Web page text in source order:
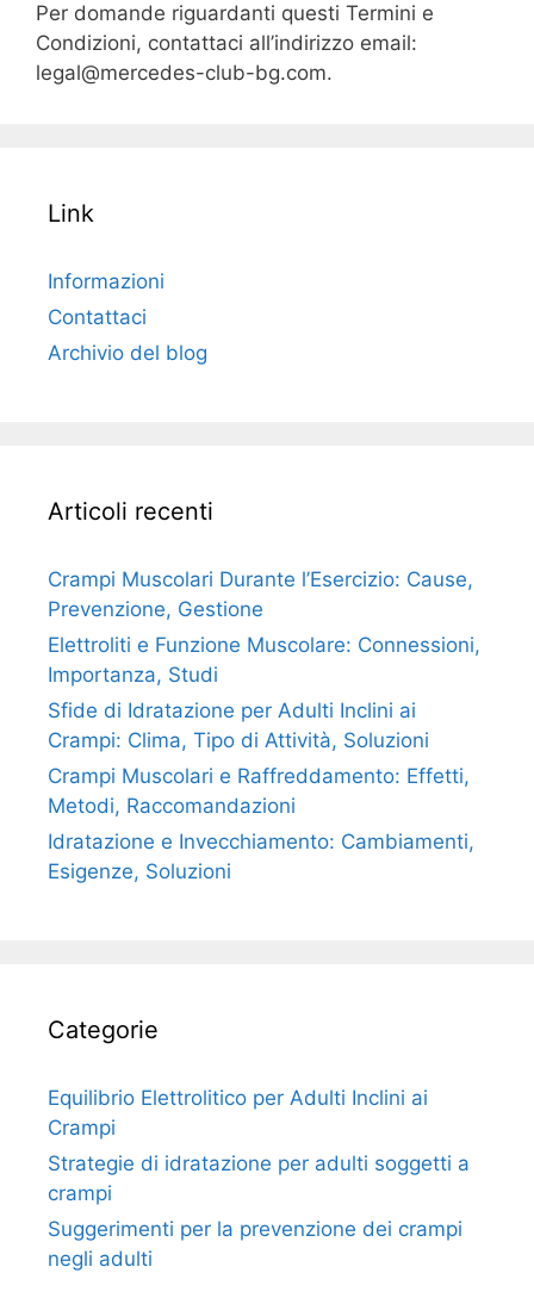
Per domande riguardanti questi Termini e
Condizioni, contattaci all’indirizzo email:
legal@mercedes-club-bg.com.
Link
Informazioni
Contattaci
Archivio del blog
Articoli recenti
Crampi Muscolari Durante l’Esercizio: Cause,
Prevenzione, Gestione
Elettroliti e Funzione Muscolare: Connessioni,
Importanza, Studi
Sfide di Idratazione per Adulti Inclini ai
Crampi: Clima, Tipo di Attività, Soluzioni
Crampi Muscolari e Raffreddamento: Effetti,
Metodi, Raccomandazioni
Idratazione e Invecchiamento: Cambiamenti,
Esigenze, Soluzioni
Categorie
Equilibrio Elettrolitico per Adulti Inclini ai
Crampi
Strategie di idratazione per adulti soggetti a
crampi
Suggerimenti per la prevenzione dei crampi
negli adulti